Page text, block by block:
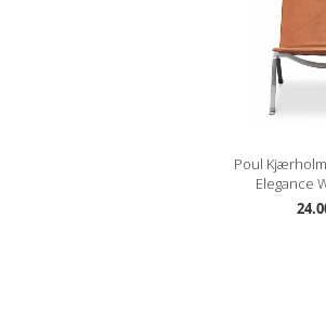
Poul
Elegance